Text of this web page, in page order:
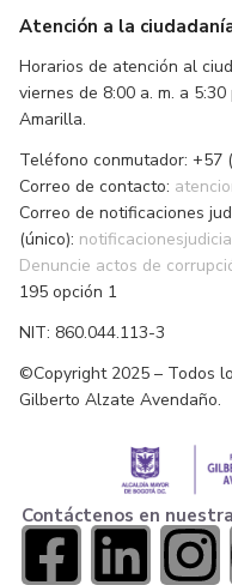
Atención a la
Horarios de atención al
viernes de 8:00 a. m. a
Amarilla.
Teléfono conmutador: +57
Correo de contacto:
Correo de notificaciones
(único):
Denuncie actos de
195 opción 1
NIT: 860.044.113-3
©Copyright 2025 – Todos
Gilberto Alzate Avendaño.
Contáctenos en